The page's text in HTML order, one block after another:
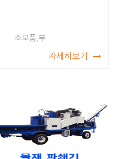
소모품,부
자세히보기